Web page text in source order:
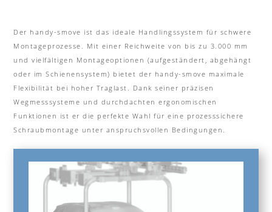
Der handy-smove ist das ideale Handlingssystem für schwere
Montageprozesse. Mit einer Reichweite von bis zu 3.000 mm
und vielfältigen Montageoptionen (aufgeständert, abgehängt
oder im Schienensystem) bietet der handy-smove maximale
Flexibilität bei hoher Traglast. Dank seiner präzisen
Wegmesssysteme und durchdachten ergonomischen
Funktionen ist er die perfekte Wahl für eine prozesssichere
Schraubmontage unter anspruchsvollen Bedingungen.